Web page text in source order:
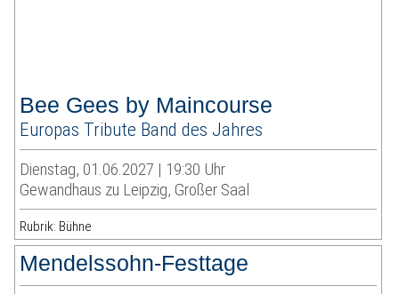
Bee Gees by Maincourse
Europas Tribute Band des Jahres
Dienstag, 01.06.2027 | 19:30 Uhr
Gewandhaus zu Leipzig, Großer Saal
Rubrik: Bühne
Mendelssohn-Festtage